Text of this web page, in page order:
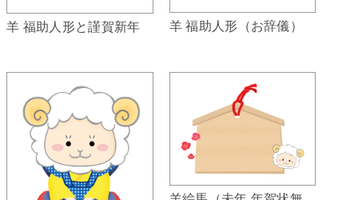
羊 福助人形と謹賀新年 羊 福助人形（お辞儀）